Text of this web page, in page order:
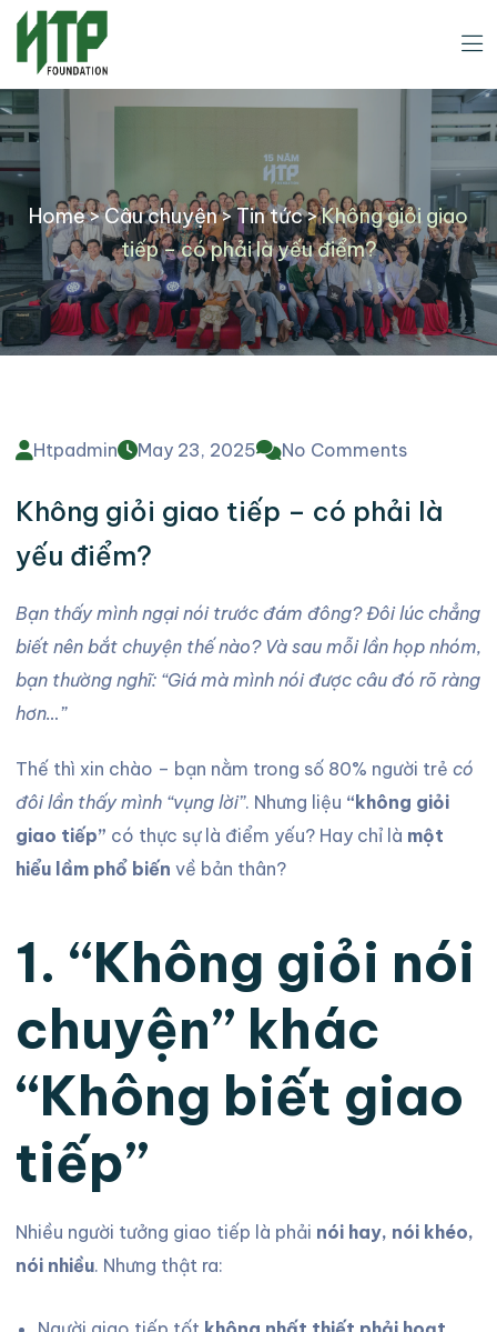
Home>Câu chuyện>Tin tức>Không giỏi giao
tiếp – có phải là yếu điểm?
Htpadmin May 23, 2025 No Comments
Không giỏi giao tiếp – có phải là
yếu điểm?
Bạn thấy mình ngại nói trước đám đông? Đôi lúc chẳng
biết nên bắt chuyện thế nào? Và sau mỗi lần họp nhóm,
bạn thường nghĩ: “Giá mà mình nói được câu đó rõ ràng
hơn…”
Thế thì xin chào – bạn nằm trong số 80% người trẻ có
đôi lần thấy mình “vụng lời”. Nhưng liệu “không giỏi
giao tiếp” có thực sự là điểm yếu? Hay chỉ là một
hiểu lầm phổ biến về bản thân?
1. “Không giỏi nói
chuyện” khác
“Không biết giao
tiếp”
Nhiều người tưởng giao tiếp là phải nói hay, nói khéo,
nói nhiều. Nhưng thật ra: